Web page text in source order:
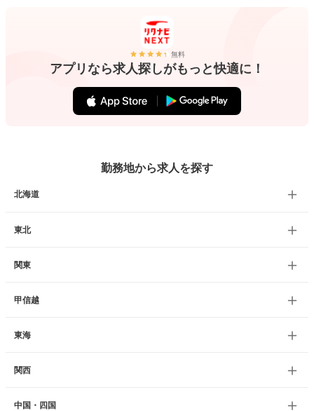
無料
アプリなら求人探しがもっと快適に！
勤務地から求人を探す
北海道
東北
関東
甲信越
東海
関西
中国・四国